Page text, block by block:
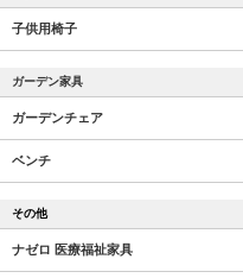
子供用椅子
ガーデン家具
ガーデンチェア
ベンチ
その他
ナゼロ 医療福祉家具